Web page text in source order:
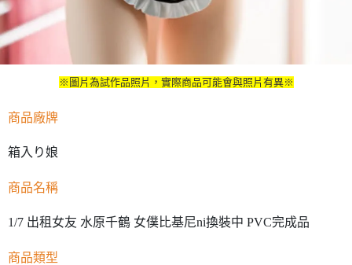
※圖片為試作品照片，實際商品可能會與照片有異※
商品廠牌
箱入り娘
商品名稱
1/7 出租女友 水原千鶴 女僕比基尼ni換裝中 PVC完成品
商品類型